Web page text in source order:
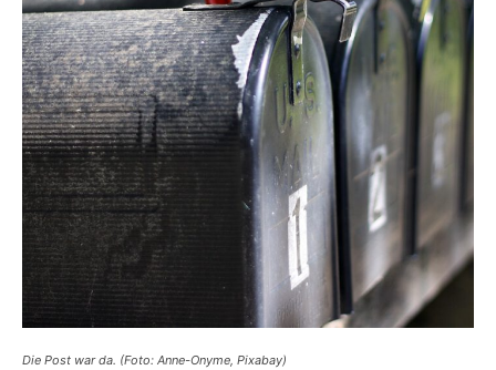
Die Post war da. (Foto: Anne-Onyme, Pixabay)